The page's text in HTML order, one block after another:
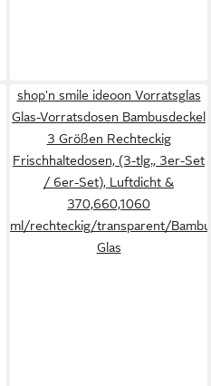
shop'n smile ideoon Vorratsglas
Glas-Vorratsdosen Bambusdeckel
3 Größen Rechteckig
Frischhaltedosen, (3-tlg., 3er-Set
/ 6er-Set), Luftdicht &
370,660,1060
ml/rechteckig/transparent/
Glas